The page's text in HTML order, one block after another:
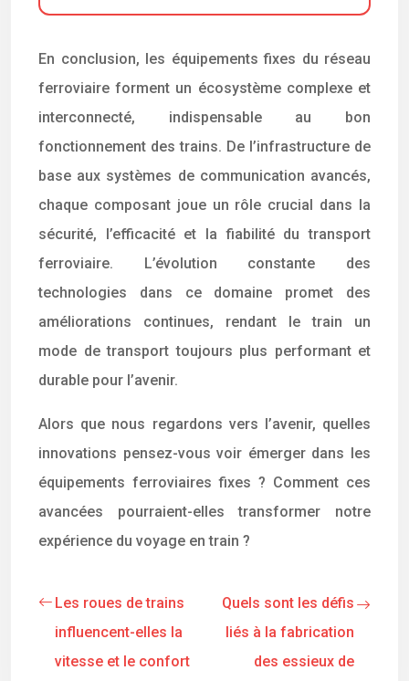
En conclusion, les équipements fixes du réseau
ferroviaire forment un écosystème complexe et
interconnecté, indispensable au bon
fonctionnement des trains. De l’infrastructure de
base aux systèmes de communication avancés,
chaque composant joue un rôle crucial dans la
sécurité, l’efficacité et la fiabilité du transport
ferroviaire. L’évolution constante des
technologies dans ce domaine promet des
améliorations continues, rendant le train un
mode de transport toujours plus performant et
durable pour l’avenir.
Alors que nous regardons vers l’avenir, quelles
innovations pensez-vous voir émerger dans les
équipements ferroviaires fixes ? Comment ces
avancées pourraient-elles transformer notre
expérience du voyage en train ?
Les roues de trains
influencent-elles la
vitesse et le confort
Quels sont les défis
liés à la fabrication
des essieux de